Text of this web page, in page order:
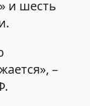
и шесть
–